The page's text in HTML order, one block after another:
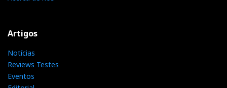
americano os wasps estão a perder a maioria. No
MC3000.
Artigos
Notícias
Reviews Testes
Eventos